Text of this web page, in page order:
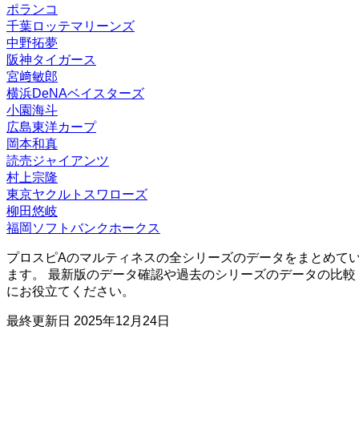
D ー ー
4300
ファー
スト
セカン
D
ポランコ
千葉ロッテマリーンズ
中野拓夢
阪神タイガース
宮﨑敏郎
横浜DeNAベイスターズ
小園海斗
広島東洋カープ
岡本和真
読売ジャイアンツ
村上宗隆
東京ヤクルトスワローズ
柳田悠岐
福岡ソフトバンクホークス
プロスピAのマルティネスの全シリーズのデータをまとめて
ます。 最新版のデータ確認や過去のシリーズのデータの比較
にお役立てください。
最終更新日 2025年12月24日